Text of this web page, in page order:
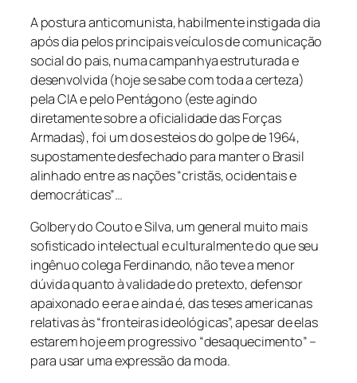
A postura anticomunista, habilmente instigada dia
após dia pelos principais veículos de comunicação
social do pais, numa campanhya estruturada e
desenvolvida (hoje se sabe com toda a certeza)
pela CIA e pelo Pentágono (este agindo
diretamente sobre a oficialidade das Forças
Armadas), foi um dos esteios do golpe de 1964,
supostamente desfechado para manter o Brasil
alinhado entre as nações “cristãs, ocidentais e
democráticas”…
Golbery do Couto e Silva, um general muito mais
sofisticado intelectual e culturalmente do que seu
ingênuo colega Ferdinando, não teve a menor
dúvida quanto à validade do pretexto, defensor
apaixonado e era e ainda é, das teses americanas
relativas às “fronteiras ideológicas”, apesar de elas
estarem hoje em progressivo “desaquecimento” –
para usar uma expressão da moda.